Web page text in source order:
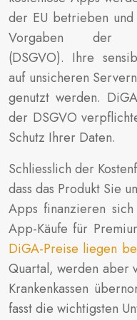
der EU betrieben
Vorgaben der
(DSGVO). Ihre
auf unsicheren
genutzt werden.
der DSGVO
Schutz Ihrer Daten.
Schliesslich der
dass das Produkt Sie
Apps finanzieren
App-Käufe für
DiGA-Preise liegen
Quartal, werden aber
Krankenkassen
fasst die wichtigsten